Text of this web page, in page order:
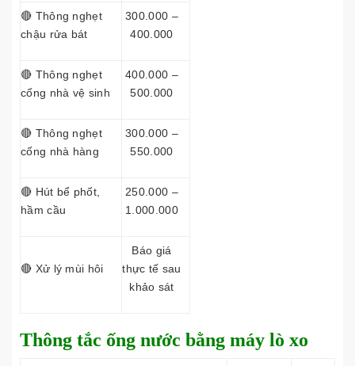
🔴 Thông nghẹt
chậu rửa bát
300.000 –
400.000
🔴 Thông nghẹt
cống nhà vệ sinh
400.000 –
500.000
🔴 Thông nghẹt
cống nhà hàng
300.000 –
550.000
🔴 Hút bể phốt,
hầm cầu
250.000 –
1.000.000
🔴 Xử lý mùi hôi
Báo giá
thực tế sau
khảo sát
Thông tắc ống nước bằng máy lò xo